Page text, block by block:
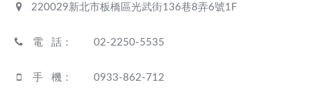
220029新北市板橋區光武街136巷8弄6號1F
電 話： 02-2250-5535
手 機： 0933-862-712